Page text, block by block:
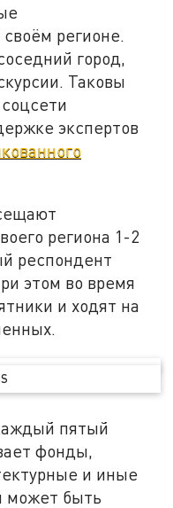
регионе.
город,
Таковы
экспертов
региона 1-2
респондент
этом во время
и ходят на
пятый
фонды,
и иные
может быть